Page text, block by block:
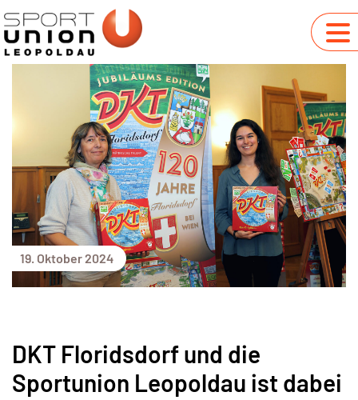
19. Oktober 2024
DKT Floridsdorf und die
Sportunion Leopoldau ist dabei